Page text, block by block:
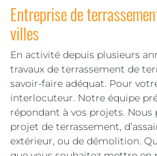
Entreprise de
villes
En activité depuis plusieurs
travaux de terrassement de
savoir-faire adéquat. Pour
interlocuteur. Notre équipe
répondant à vos projets.
projet de terrassement,
extérieur, ou de démolition.